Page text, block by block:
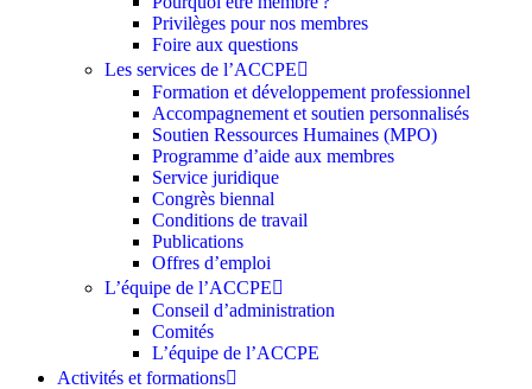
Privilèges pour nos membres​
Foire aux questions
Les services de l’ACCPE
Formation et développement professionnel
Accompagnement et soutien personnalisés
Soutien Ressources Humaines (MPO)
Programme d’aide aux membres
Service juridique
Congrès biennal
Conditions de travail
Publications
Offres d’emploi
L’équipe de l’ACCPE
Conseil d’administration
Comités
L’équipe de l’ACCPE
Activités et formations